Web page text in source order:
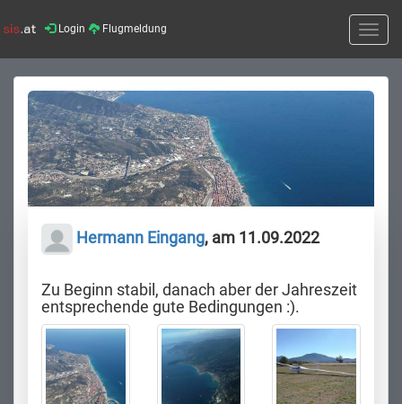
Login Flugmeldung
Toggle
Hermann Eingang, am 11.09.2022
Zu Beginn stabil, danach aber der Jahreszeit
entsprechende gute Bedingungen :).